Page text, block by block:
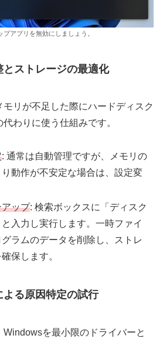
アプリを無効にしましょう。
ストレージの最適化
リが不足した際にハードディスク
わりに使う仕組みです。
: 通常は自動管理ですが、メモリの
動作が不安定な場合は、設定変
ップ: 検索ボックスに「ディスク
入力し実行します。一時ファイ
ラムのデータを削除し、ストレ
保します。
る原因特定の試行
Windowsを最小限のドライバーと